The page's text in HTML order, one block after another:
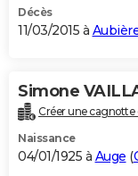
Décès
11/03/2015 à
Simone
Créer une cagnotte
Naissance
04/01/1925 à Auge (